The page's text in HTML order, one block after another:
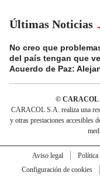
Últimas Noticias
No creo que
del país tengan que
Acuerdo de Paz:
© CARACOL
CARACOL S.A. realiza una
y otras prestaciones accesibles
Aviso legal Política
Configuración de cookies